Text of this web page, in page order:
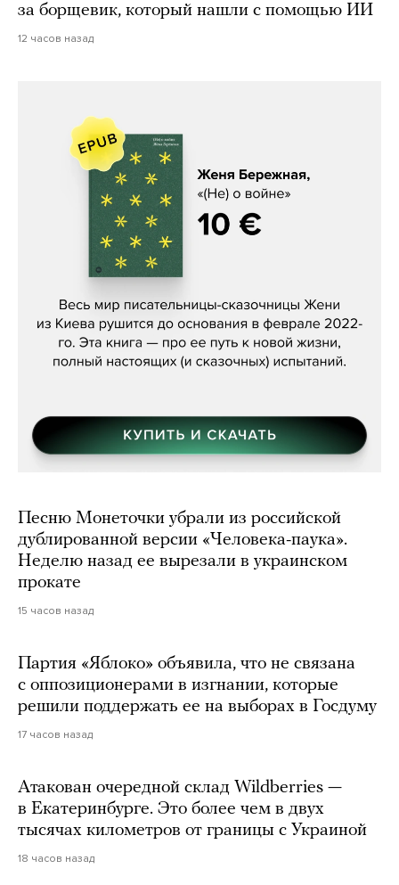
за борщевик, который нашли с помощью ИИ
12 часов назад
Женя Бережная, «(Не) о войне»
Песню Монеточки убрали из российской
дублированной версии «Человека-паука».
Неделю назад ее вырезали в украинском
прокате
15 часов назад
Партия «Яблоко» объявила, что не связана
с оппозиционерами в изгнании, которые
решили поддержать ее на выборах в Госдуму
17 часов назад
Атакован очередной склад Wildberries —
в Екатеринбурге. Это более чем в двух
тысячах километров от границы с Украиной
18 часов назад